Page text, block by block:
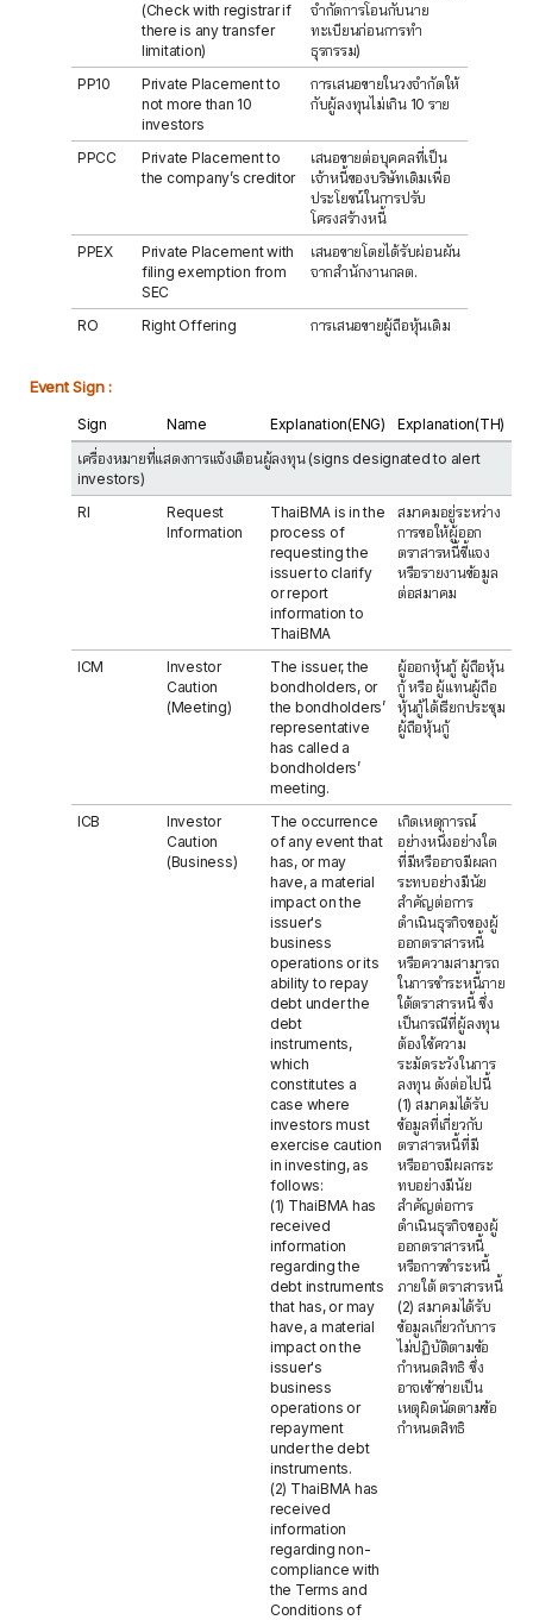
(Check with registrar if
there is any transfer
limitation)
จำกัดการโอนกับนาย
ทะเบียนก่อนการทำ
ธุรกรรม)
PP10
Private Placement to
not more than 10
investors
การเสนอขายในวงจำกัดให้
กับผู้ลงทุนไม่เกิน 10 ราย
PPCC
Private Placement to
the company’s creditor
เสนอขายต่อบุคคลที่เป็น
เจ้าหนี้ของบริษัทเดิมเพื่อ
ประโยชน์ในการปรับ
โครงสร้างหนี้
PPEX
Private Placement with
filing exemption from
SEC
เสนอขายโดยได้รับผ่อนผัน
จากสำนักงานกลต.
RO Right Offering การเสนอขายผู้ถือหุ้นเดิม
Event Sign :
Sign Name Explanation(ENG)
Explanation(TH)
เครื่องหมายที่แสดงการแจ้งเตือนผู้ลงทุน (signs designated to alert
investors)
RI
Request
Information
ThaiBMA is in the
process of
requesting the
issuer to clarify
or report
information to
ThaiBMA
สมาคมอยู่ระหว่าง
การขอให้ผู้ออก
ตราสารหนี้ชี้แจง
หรือรายงานข้อมูล
ต่อสมาคม
ICM
Investor
Caution
(Meeting)
The issuer, the
bondholders, or
the bondholders’
representative
has called a
bondholders’
meeting.
ผู้ออกหุ้นกู้ ผู้ถือหุ้น
กู้ หรือ ผู้แทนผู้ถือ
หุ้นกู้ได้เรียกประชุม
ผู้ถือหุ้นกู้
ICB
Investor
Caution
(Business)
The occurrence
of any event that
has, or may
have, a material
impact on the
issuer's
business
operations or its
ability to repay
debt under the
debt
instruments,
which
constitutes a
case where
investors must
exercise caution
in investing, as
follows:
(1) ThaiBMA has
received
information
regarding the
debt instruments
that has, or may
have, a material
impact on the
issuer's
business
operations or
repayment
under the debt
instruments.
(2) ThaiBMA has
received
information
regarding non-
compliance with
the Terms and
Conditions of
เกิดเหตุการณ์
อย่างหนึ่งอย่างใด
ที่มีหรืออาจมีผลก
ระทบอย่างมีนัย
สำคัญต่อการ
ดำเนินธุรกิจของผู้
ออกตราสารหนี้
หรือความสามารถ
ในการชำระหนี้ภาย
ใต้ตราสารหนี้ ซึ่ง
เป็นกรณีที่ผู้ลงทุน
ต้องใช้ความ
ระมัดระวังในการ
ลงทุน ดังต่อไปนี้
(1) สมาคมได้รับ
ข้อมูลที่เกี่ยวกับ
ตราสารหนี้ที่มี
หรืออาจมีผลกระ
ทบอย่างมีนัย
สำคัญต่อการ
ดำเนินธุรกิจของผู้
ออกตราสารหนี้
หรือการชำระหนี้
ภายใต้ ตราสารหนี้
(2) สมาคมได้รับ
ข้อมูลเกี่ยวกับการ
ไม่ปฏิบัติตามข้อ
กำหนดสิทธิ ซึ่ง
อาจเข้าข่ายเป็น
เหตุผิดนัดตามข้อ
กำหนดสิทธิ